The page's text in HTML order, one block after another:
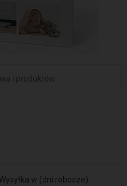
i produktów
Wysyłka w (dni robocze):